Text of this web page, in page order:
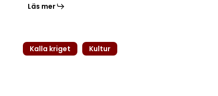
Läs mer
Kalla kriget Kultur